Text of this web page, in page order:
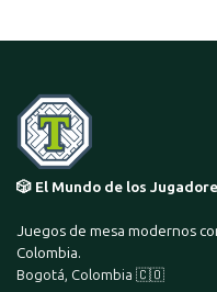
🎲 El Mundo de los
Juegos de mesa modernos
Colombia.
Bogotá, Colombia 🇨🇴